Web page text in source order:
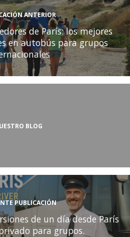
ANTERIOR
de París: los mejores
en autobús para grupos
BLOG
PUBLICACIÓN
de un día desde París
para grupos.